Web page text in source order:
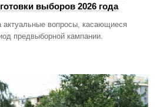
выборов 2026 года
актуальные вопросы, касающиеся
предвыборной кампании.